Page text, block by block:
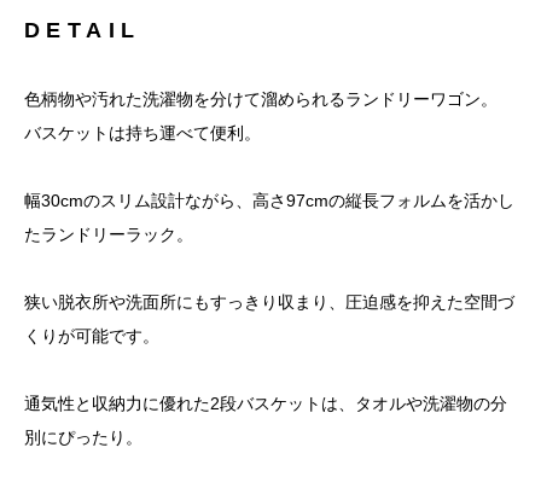
DETAIL
色柄物や汚れた洗濯物を分けて溜められるランドリーワゴン。
バスケットは持ち運べて便利。
幅30cmのスリム設計ながら、高さ97cmの縦長フォルムを活かし
たランドリーラック。
狭い脱衣所や洗面所にもすっきり収まり、圧迫感を抑えた空間づ
くりが可能です。
通気性と収納力に優れた2段バスケットは、タオルや洗濯物の分
別にぴったり。